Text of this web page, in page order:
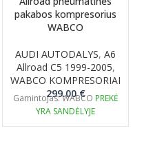
pakabos kompresorius
WABCO
AUDI AUTODALYS, A6
Allroad C5 1999-2005,
WABCO KOMPRESORIAI
299.00€
Gamintojas: WABCO PREKĖ
YRA SANDĖLYJE